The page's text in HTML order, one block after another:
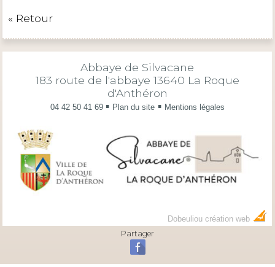
« Retour
Abbaye de Silvacane
183 route de l'abbaye 13640 La Roque
d'Anthéron
04 42 50 41 69 ▪ Plan du site▪ Mentions légales
Dobeuliou création web
Partager